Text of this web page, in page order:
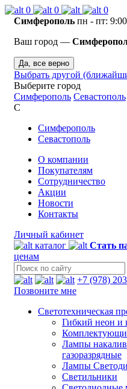
0 0
0
Симферополь пн - пт:
Ваш город —
Да, все верно
Выбрать другой
Выберите город
Симферополь Севастополь
С
Симферополь
Севастополь
О компании
Покупателям
Сотрудничество
Акции
Новости
Контакты
Личный кабинет
каталог
Стать
ценам
+7 (978)
Позвоните мне
Светотехническая
Гибкий неон и
Лампы
газоразрядные
Лампы
Светильники